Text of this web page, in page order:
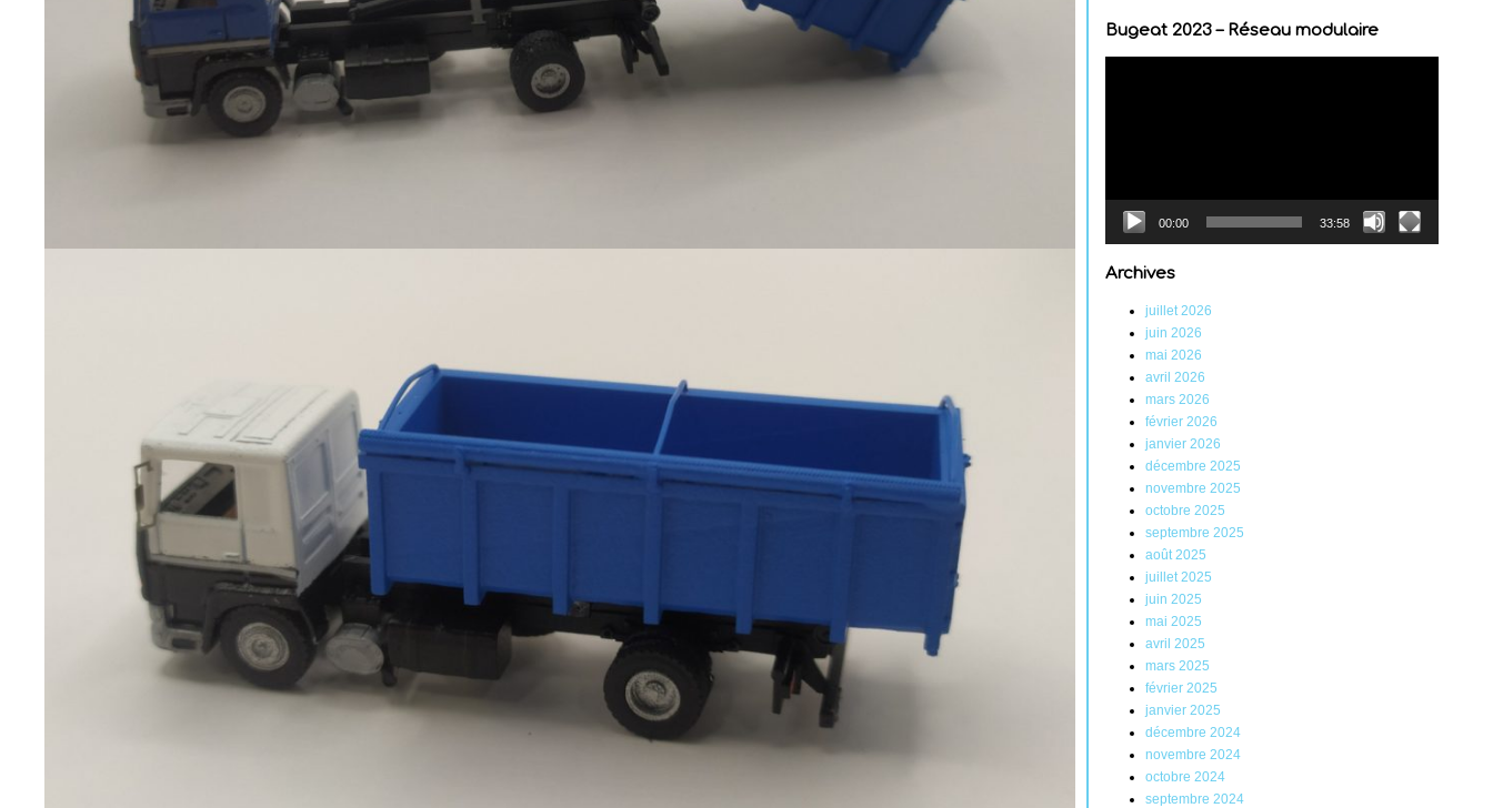
Bugeat 2023 – Réseau modulaire
00:00 33:58
Archives
juillet 2026
juin 2026
mai 2026
avril 2026
mars 2026
février 2026
janvier 2026
décembre 2025
novembre 2025
octobre 2025
septembre 2025
août 2025
juillet 2025
juin 2025
mai 2025
avril 2025
mars 2025
février 2025
janvier 2025
décembre 2024
novembre 2024
octobre 2024
septembre 2024